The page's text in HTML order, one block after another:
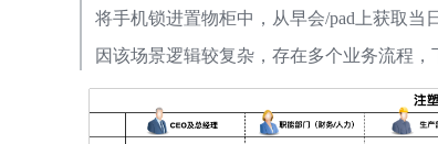
将手机锁进置物柜中，从早会/pad上获取当
因该场景逻辑较复杂，存在多个业务流程